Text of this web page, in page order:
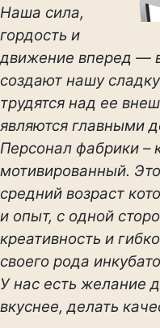
Наша сила,
гордость и
движение вперед —
создают нашу
трудятся над ее
являются главными
Персонал фабрики –
мотивированный.
средний возраст
и опыт, с одной
креативность и
своего рода
У нас есть желание
вкуснее, делать